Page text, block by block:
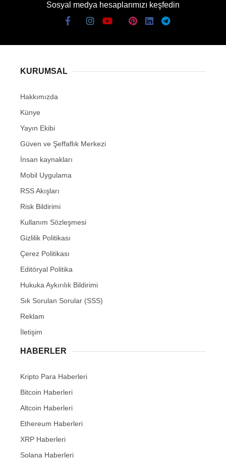
Sosyal medya hesaplarımızı keşfedin
KURUMSAL
Hakkımızda
Künye
Yayın Ekibi
Güven ve Şeffaflık Merkezi
İnsan kaynakları
Mobil Uygulama
RSS Akışları
Risk Bildirimi
Kullanım Sözleşmesi
Gizlilik Politikası
Çerez Politikası
Editöryal Politika
Hukuka Aykırılık Bildirimi
Sık Sorulan Sorular (SSS)
Reklam
İletişim
HABERLER
Kripto Para Haberleri
Bitcoin Haberleri
Altcoin Haberleri
Ethereum Haberleri
XRP Haberleri
Solana Haberleri